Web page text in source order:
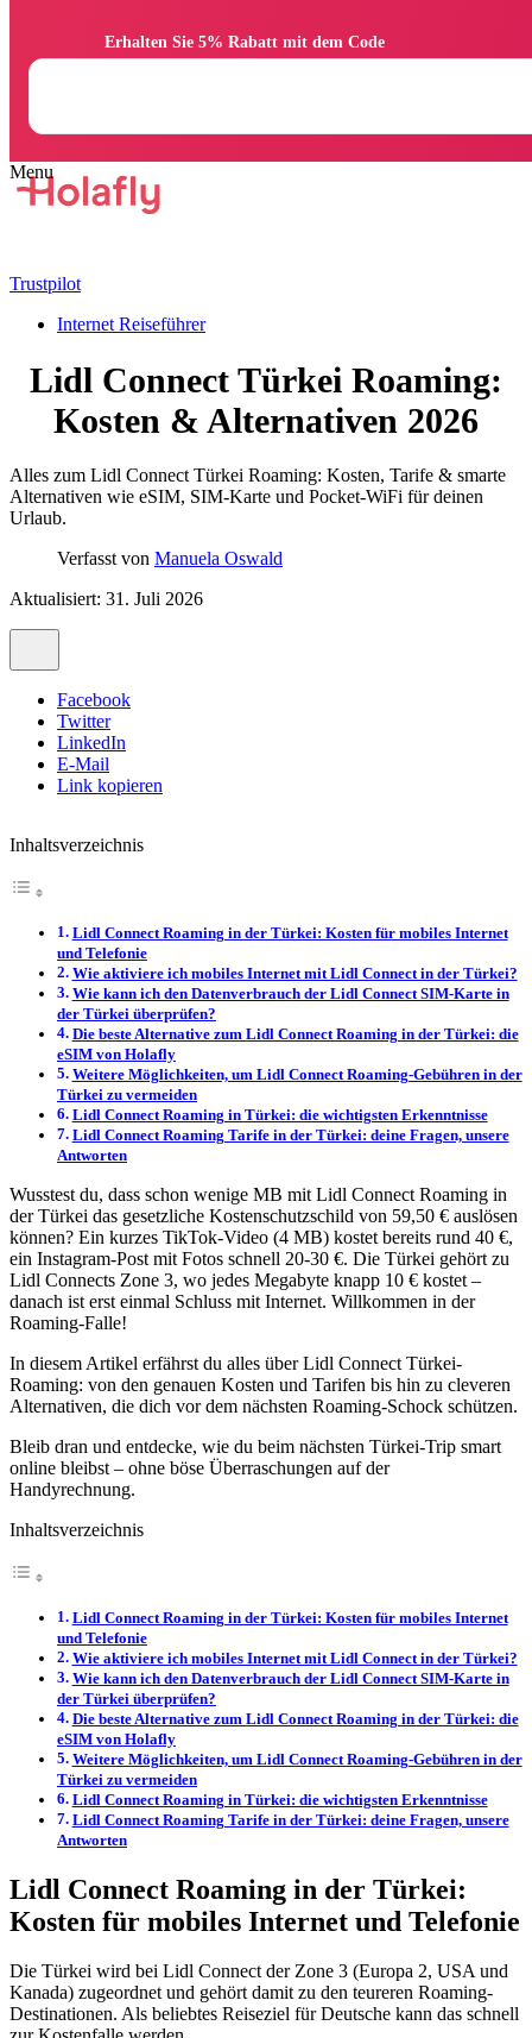
Trustpilot
Internet Reiseführer
Lidl Connect Türkei Roaming:
Kosten & Alternativen 2026
Alles zum Lidl Connect Türkei Roaming: Kosten, Tarife & smarte
Alternativen wie eSIM, SIM-Karte und Pocket-WiFi für deinen
Urlaub.
Verfasst von Manuela Oswald
Aktualisiert: 31. Juli 2026
Facebook
Twitter
LinkedIn
E-Mail
Link kopieren
Inhaltsverzeichnis
Lidl Connect Roaming in der Türkei: Kosten für mobiles Internet
und Telefonie
Wie aktiviere ich mobiles Internet mit Lidl Connect in der Türkei?
Wie kann ich den Datenverbrauch der Lidl Connect SIM-Karte in
der Türkei überprüfen?
Die beste Alternative zum Lidl Connect Roaming in der Türkei: die
eSIM von Holafly
Weitere Möglichkeiten, um Lidl Connect Roaming-Gebühren in der
Türkei zu vermeiden
Lidl Connect Roaming in Türkei: die wichtigsten Erkenntnisse
Lidl Connect Roaming Tarife in der Türkei: deine Fragen, unsere
Antworten
Wusstest du, dass schon wenige MB mit Lidl Connect Roaming in
der Türkei das gesetzliche Kostenschutzschild von 59,50 € auslösen
können? Ein kurzes TikTok-Video (4 MB) kostet bereits rund 40 €,
ein Instagram-Post mit Fotos schnell 20-30 €. Die Türkei gehört zu
Lidl Connects Zone 3, wo jedes Megabyte knapp 10 € kostet –
danach ist erst einmal Schluss mit Internet. Willkommen in der
Roaming-Falle!
In diesem Artikel erfährst du alles über Lidl Connect Türkei-
Roaming: von den genauen Kosten und Tarifen bis hin zu cleveren
Alternativen, die dich vor dem nächsten Roaming-Schock schützen.
Bleib dran und entdecke, wie du beim nächsten Türkei-Trip smart
online bleibst – ohne böse Überraschungen auf der
Handyrechnung.
Inhaltsverzeichnis
Lidl Connect Roaming in der Türkei: Kosten für mobiles Internet
und Telefonie
Wie aktiviere ich mobiles Internet mit Lidl Connect in der Türkei?
Wie kann ich den Datenverbrauch der Lidl Connect SIM-Karte in
der Türkei überprüfen?
Die beste Alternative zum Lidl Connect Roaming in der Türkei: die
eSIM von Holafly
Weitere Möglichkeiten, um Lidl Connect Roaming-Gebühren in der
Türkei zu vermeiden
Lidl Connect Roaming in Türkei: die wichtigsten Erkenntnisse
Lidl Connect Roaming Tarife in der Türkei: deine Fragen, unsere
Antworten
Lidl Connect Roaming in der Türkei:
Kosten für mobiles Internet und Telefonie
Die Türkei wird bei Lidl Connect der Zone 3 (Europa 2, USA und
Kanada) zugeordnet und gehört damit zu den teureren Roaming-
Destinationen. Als beliebtes Reiseziel für Deutsche kann das schnell